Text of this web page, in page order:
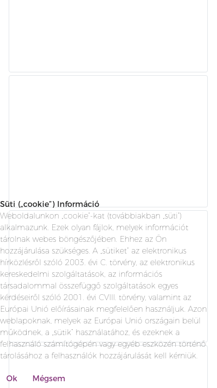
Süti („cookie”) Információ
Weboldalunkon „cookie”-kat (továbbiakban „süti”)
alkalmazunk. Ezek olyan fájlok, melyek információt
tárolnak webes böngészőjében. Ehhez az Ön
hozzájárulása szükséges. A „sütiket” az elektronikus
hírközlésről szóló 2003. évi C. törvény, az elektronikus
kereskedelmi szolgáltatások, az információs
társadalommal összefüggő szolgáltatások egyes
kérdéseiről szóló 2001. évi CVIII. törvény, valamint az
Európai Unió előírásainak megfelelően használjuk. Azon
weblapoknak, melyek az Európai Unió országain belül
működnek, a „sütik” használatához, és ezeknek a
felhasználó számítógépén vagy egyéb eszközén történő
tárolásához a felhasználók hozzájárulását kell kérniük.
Ok Mégsem